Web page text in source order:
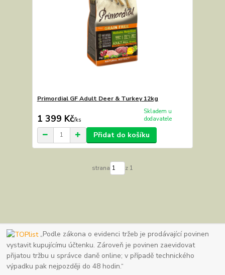
Primordial GF Adult Deer & Turkey 12kg
1 399 Kč/ks
Skladem u
dodavatele
Přidat do košíku
strana z 1
„Podle zákona o evidenci tržeb je prodávající povinen
vystavit kupujícímu účtenku. Zároveň je povinen zaevidovat
přijatou tržbu u správce daně online; v případě technického
výpadku pak nejpozději do 48 hodin.“